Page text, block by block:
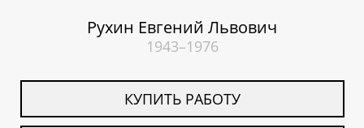
Рухин Евгений Львович
1943–1976
КУПИТЬ РАБОТУ